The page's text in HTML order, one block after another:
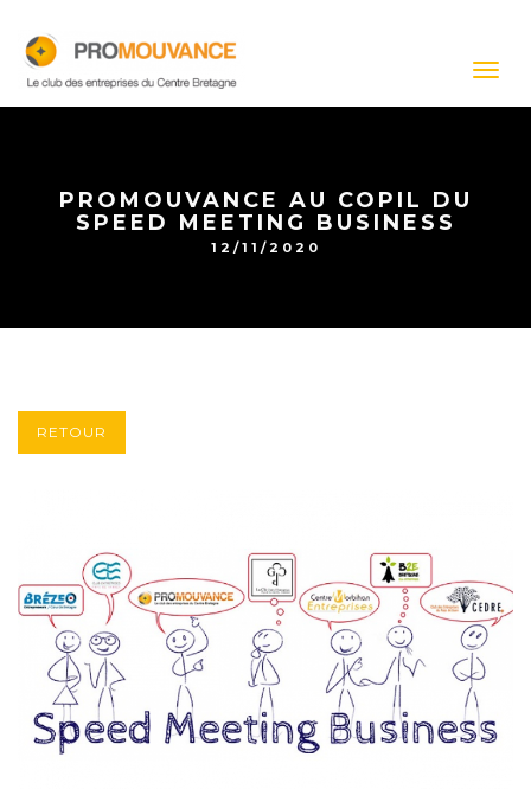
PROMOUVANCE AU COPIL DU
SPEED MEETING BUSINESS
12/11/2020
RETOUR